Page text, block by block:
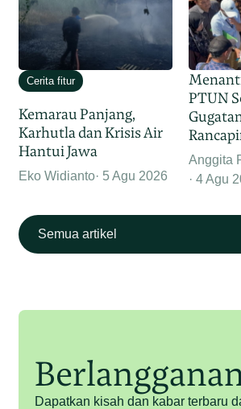
Cerita fitur
Kemarau Panjang,
Karhutla dan Krisis Air
Hantui Jawa
Eko Widianto 5 Agu 2026
PTUN
Anggita
4 Agu
Semua artikel
Dapatkan kisah dan kabar terbaru